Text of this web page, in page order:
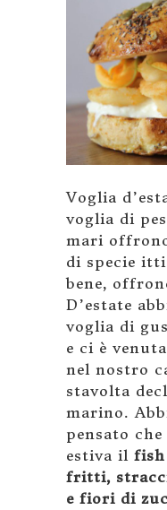
Voglia
voglia di
mari
di specie
bene,
D’estate
voglia di
e ci è
nel nostro
stavolta
marino.
pensato
estiva il
fritti,
e fiori di